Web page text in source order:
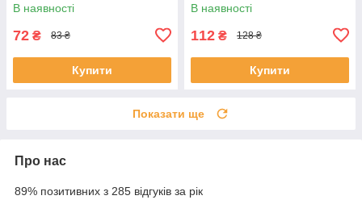
В наявності
72 ₴ 83 ₴
Купити
В наявності
112 ₴ 128 ₴
Купити
Показати ще
Про нас
89% позитивних з 285 відгуків за рік